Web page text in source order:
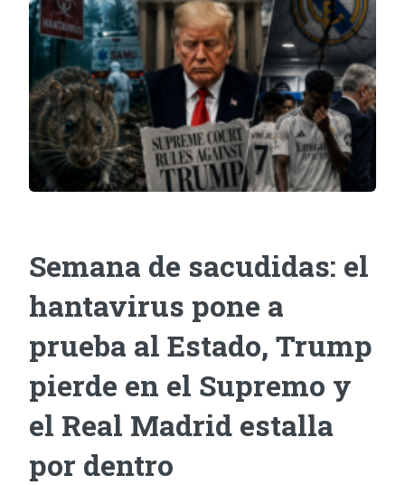
Semana de sacudidas: el
hantavirus pone a
prueba al Estado, Trump
pierde en el Supremo y
el Real Madrid estalla
por dentro